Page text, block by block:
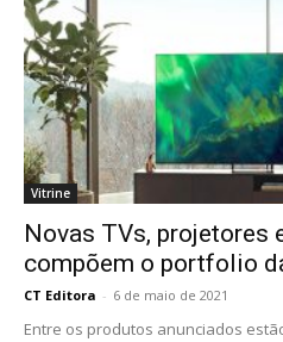
Vitrine
Novas TVs, projetores
compõem o portfolio
CT Editora - 6 de maio de 2021
Entre os produtos anunciados